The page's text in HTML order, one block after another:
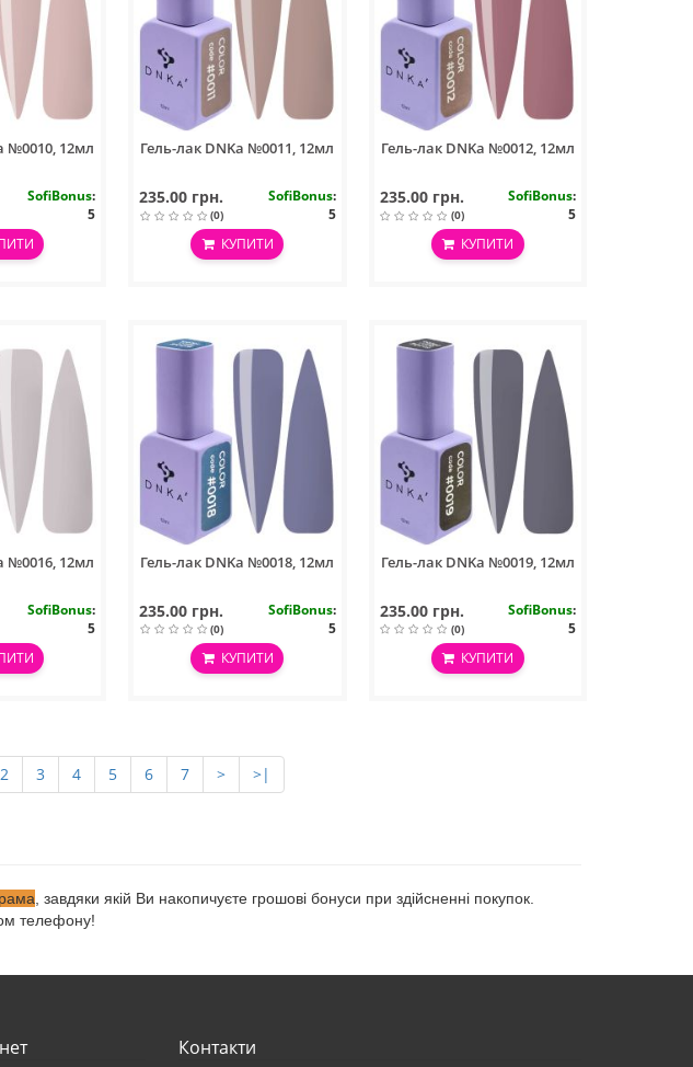
№0010, 12мл
SofiBonus:
5
Гель-лак DNKa №0011, 12мл
235.00 грн.
(0)
SofiBonus:
5
КУПИТИ
Гель-лак DNKa №0012, 12мл
235.00 грн.
(0)
SofiBonus:
5
КУПИТИ
№0016, 12мл
SofiBonus:
5
Гель-лак DNKa №0018, 12мл
235.00 грн.
(0)
SofiBonus:
5
КУПИТИ
Гель-лак DNKa №0019, 12мл
235.00 грн.
(0)
SofiBonus:
5
КУПИТИ
2 3 4 5 6 7 > >|
, завдяки якій Ви накопичуєте грошові бонуси при здійсненні покупок.
телефону!
Контакти